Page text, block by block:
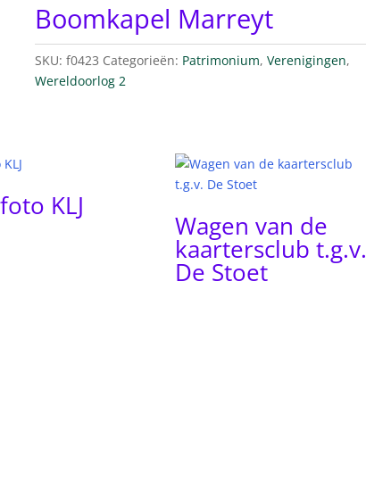
Boomkapel Marreyt
SKU:f0423 Categorieën: Patrimonium,Verenigingen,
Wereldoorlog 2
KLJ
Wagen van de
kaartersclub t.g.v.
De Stoet